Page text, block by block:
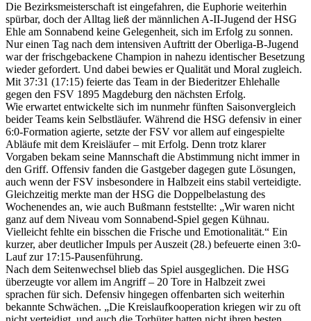
Die Bezirksmeisterschaft ist eingefahren, die Euphorie weiterhin
spürbar, doch der Alltag ließ der männlichen A-II-Jugend der HSG
Ehle am Sonnabend keine Gelegenheit, sich im Erfolg zu sonnen.
Nur einen Tag nach dem intensiven Auftritt der Oberliga-B-Jugend
war der frischgebackene Champion in nahezu identischer Besetzung
wieder gefordert. Und dabei bewies er Qualität und Moral zugleich.
Mit 37:31 (17:15) feierte das Team in der Biederitzer Ehlehalle
gegen den FSV 1895 Magdeburg den nächsten Erfolg.
Wie erwartet entwickelte sich im nunmehr fünften Saisonvergleich
beider Teams kein Selbstläufer. Während die HSG defensiv in einer
6:0-Formation agierte, setzte der FSV vor allem auf eingespielte
Abläufe mit dem Kreisläufer – mit Erfolg. Denn trotz klarer
Vorgaben bekam seine Mannschaft die Abstimmung nicht immer in
den Griff. Offensiv fanden die Gastgeber dagegen gute Lösungen,
auch wenn der FSV insbesondere in Halbzeit eins stabil verteidigte.
Gleichzeitig merkte man der HSG die Doppelbelastung des
Wochenendes an, wie auch Bußmann feststellte: „Wir waren nicht
ganz auf dem Niveau vom Sonnabend-Spiel gegen Kühnau.
Vielleicht fehlte ein bisschen die Frische und Emotionalität.“ Ein
kurzer, aber deutlicher Impuls per Auszeit (28.) befeuerte einen 3:0-
Lauf zur 17:15-Pausenführung.
Nach dem Seitenwechsel blieb das Spiel ausgeglichen. Die HSG
überzeugte vor allem im Angriff – 20 Tore in Halbzeit zwei
sprachen für sich. Defensiv hingegen offenbarten sich weiterhin
bekannte Schwächen. „Die Kreislaufkooperation kriegen wir zu oft